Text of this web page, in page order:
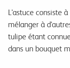
L'astuce consiste
mélanger à
tulipe étant
dans un bouquet